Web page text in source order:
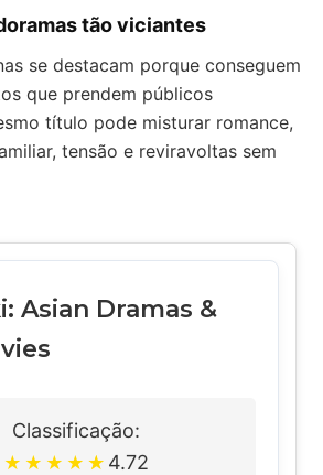
tão viciantes
se destacam porque conseguem
que prendem públicos
título pode misturar romance,
tensão e reviravoltas sem
Asian Dramas &
Classificação:
★ ★ ★ ★ ★ 4.72